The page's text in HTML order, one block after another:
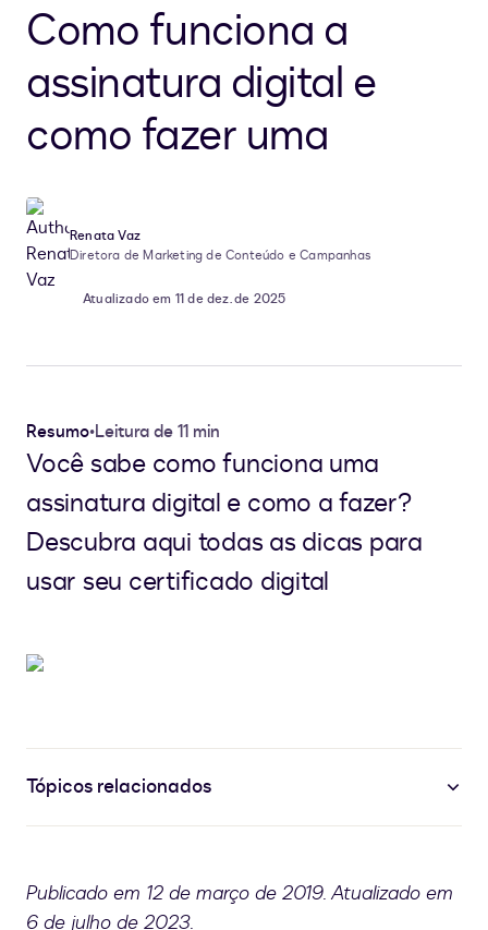
Como funciona a
assinatura digital e
como fazer uma
Renata Vaz
Diretora de Marketing de Conteúdo e Campanhas
Atualizado em 11 de dez. de 2025
Resumo•Leitura de 11 min
Você sabe como funciona uma
assinatura digital e como a fazer?
Descubra aqui todas as dicas para
usar seu certificado digital
Tópicos relacionados
Publicado em 12 de março de 2019. Atualizado em
6 de julho de 2023.